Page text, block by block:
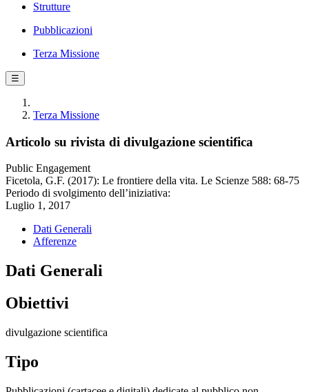
Strutture
Pubblicazioni
Terza Missione
☰
Terza Missione
Articolo su rivista di divulgazione scientifica
Public Engagement
Ficetola, G.F. (2017): Le frontiere della vita. Le Scienze 588: 68-75
Periodo di svolgimento dell’iniziativa:
Luglio 1, 2017
Dati Generali
Afferenze
Dati Generali
Obiettivi
divulgazione scientifica
Tipo